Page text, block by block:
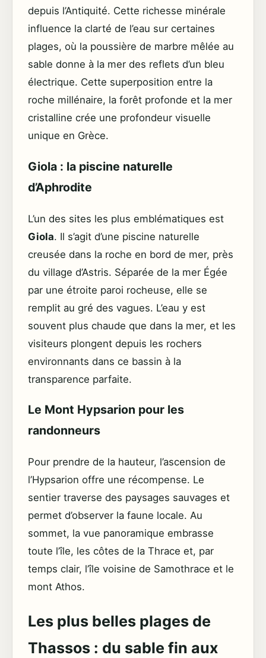
depuis l’Antiquité. Cette richesse minérale
influence la clarté de l’eau sur certaines
plages, où la poussière de marbre mêlée au
sable donne à la mer des reflets d’un bleu
électrique. Cette superposition entre la
roche millénaire, la forêt profonde et la mer
cristalline crée une profondeur visuelle
unique en Grèce.
Giola : la piscine naturelle
d’Aphrodite
L’un des sites les plus emblématiques est
Giola. Il s’agit d’une piscine naturelle
creusée dans la roche en bord de mer, près
du village d’Astris. Séparée de la mer Égée
par une étroite paroi rocheuse, elle se
remplit au gré des vagues. L’eau y est
souvent plus chaude que dans la mer, et les
visiteurs plongent depuis les rochers
environnants dans ce bassin à la
transparence parfaite.
Le Mont Hypsarion pour les
randonneurs
Pour prendre de la hauteur, l’ascension de
l’Hypsarion offre une récompense. Le
sentier traverse des paysages sauvages et
permet d’observer la faune locale. Au
sommet, la vue panoramique embrasse
toute l’île, les côtes de la Thrace et, par
temps clair, l’île voisine de Samothrace et le
mont Athos.
Les plus belles plages de
Thassos : du sable fin aux